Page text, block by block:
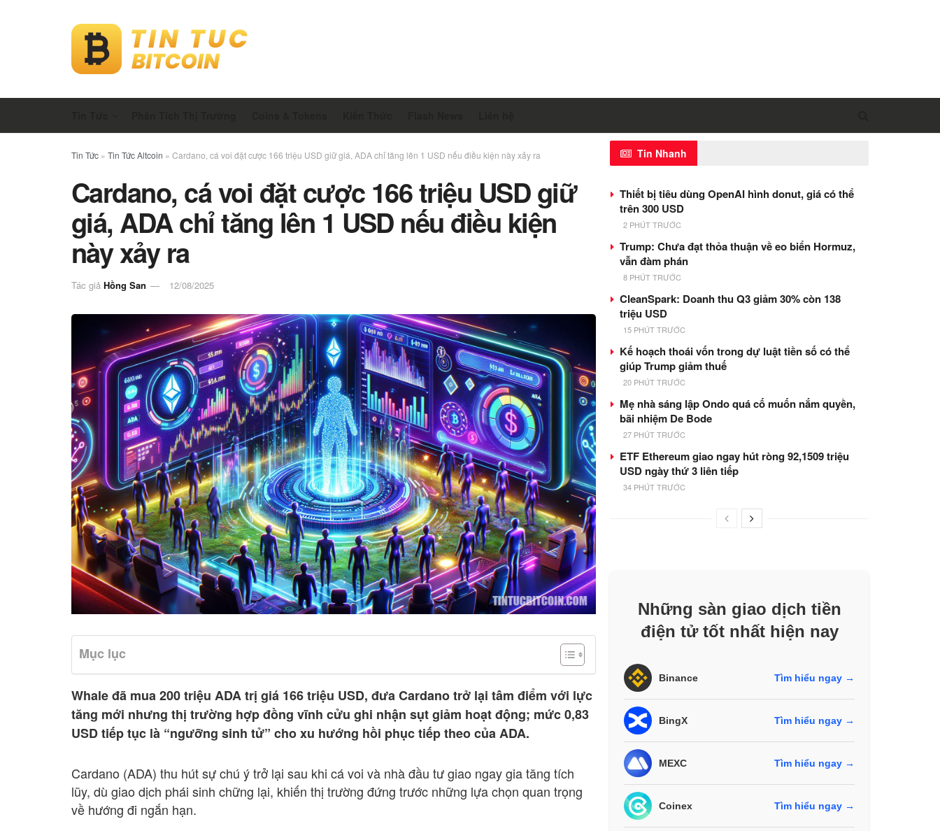
Tin Tức » Tin Tức Altcoin » Cardano, cá voi đặt cược 166 triệu USD giữ giá, ADA chỉ tăng lên 1 USD nếu điều kiện này xảy ra
Cardano, cá voi đặt cược 166 triệu USD giữ
giá, ADA chỉ tăng lên 1 USD nếu điều kiện
này xảy ra
Tác giả Hồng San 12/08/2025
Mục lục
Whale đã mua 200 triệu ADA trị giá 166 triệu USD, đưa Cardano trở lại tâm điểm với lực
tăng mới nhưng thị trường hợp đồng vĩnh cửu ghi nhận sụt giảm hoạt động; mức 0,83
USD tiếp tục là “ngưỡng sinh tử” cho xu hướng hồi phục tiếp theo của ADA.
Cardano (ADA) thu hút sự chú ý trở lại sau khi cá voi và nhà đầu tư giao ngay gia tăng tích
lũy, dù giao dịch phái sinh chững lại, khiến thị trường đứng trước những lựa chọn quan trọng
về hướng đi ngắn hạn.
Tin Nhanh
Thiết bị tiêu dùng OpenAI hình donut, giá có thể
trên 300 USD
2 PHÚT TRƯỚC
Trump: Chưa đạt thỏa thuận về eo biển Hormuz,
vẫn đàm phán
8 PHÚT TRƯỚC
CleanSpark: Doanh thu Q3 giảm 30% còn 138
triệu USD
15 PHÚT TRƯỚC
Kế hoạch thoái vốn trong dự luật tiền số có thể
giúp Trump giảm thuế
20 PHÚT TRƯỚC
Mẹ nhà sáng lập Ondo quá cố muốn nắm quyền,
bãi nhiệm De Bode
27 PHÚT TRƯỚC
ETF Ethereum giao ngay hút ròng 92,1509 triệu
USD ngày thứ 3 liên tiếp
34 PHÚT TRƯỚC
Những sàn giao dịch tiền
điện tử tốt nhất hiện nay
Binance Tìm hiểu ngay →
BingX Tìm hiểu ngay →
MEXC Tìm hiểu ngay →
Coinex Tìm hiểu ngay →